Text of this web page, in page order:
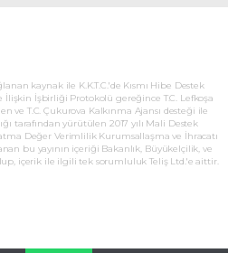
kaynak ile K.K.T.C.'de Kısmı Hibe Destek
İşbirliği Protokolü gereğince T.C. Lefkoşa
ve T.C. Çukurova Kalkınma Ajansı desteği ile
tarafından yürütülen 2017 yılı Mali Destek
Değer Verimlilik Kurumsallaşma ve İhracatı
bu yayının içeriği Bakanlık, Büyükelçilik, ve
içerik ile ilgili tek sorumluluk Teliş Ltd.'e aittir.